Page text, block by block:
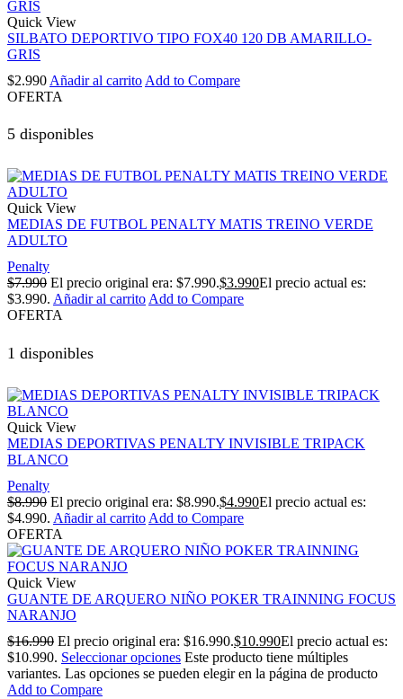
Quick View
SILBATO DEPORTIVO TIPO FOX40 120 DB AMARILLO-
GRIS
$2.990 Añadir al carrito Add to Compare
OFERTA
5 disponibles
Quick View
MEDIAS DE FUTBOL PENALTY MATIS TREINO VERDE
ADULTO
Penalty
$7.990 El precio original era: $7.990.$3.990El precio actual es:
$3.990. Añadir al carritoAdd to Compare
OFERTA
1 disponibles
Quick View
MEDIAS DEPORTIVAS PENALTY INVISIBLE TRIPACK
BLANCO
Penalty
$8.990 El precio original era: $8.990.$4.990El precio actual es:
$4.990. Añadir al carrito Add to Compare
OFERTA
Quick View
GUANTE DE ARQUERO NIÑO POKER TRAINNING FOCUS
NARANJO
$16.990 El precio original era: $16.990.$10.990El precio actual es:
$10.990. Seleccionar opciones Este producto tiene múltiples
variantes. Las opciones se pueden elegir en la página de producto
Add to Compare